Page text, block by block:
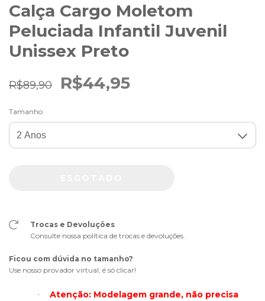
Calça Cargo Moletom
Peluciada Infantil Juvenil
Unissex Preto
R$89,90 R$44,95
Tamanho
Trocas e Devoluções
Consulte nossa política de trocas e devoluções.
Ficou com dúvida no tamanho?
Use nosso provador virtual, é só clicar!
·
Atenção: Modelagem grande, não precisa